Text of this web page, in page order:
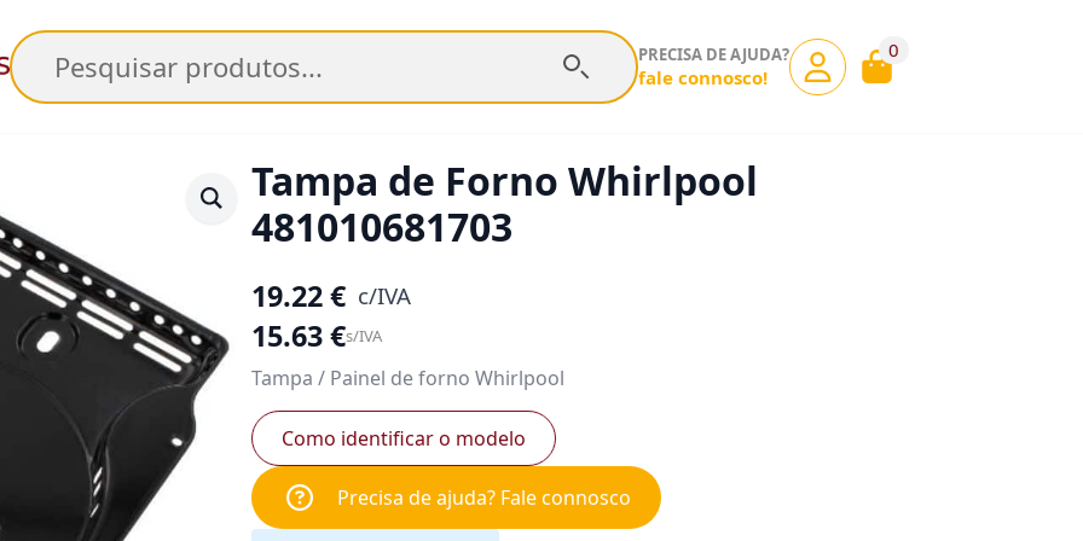
Pesquisar PRECISA DE AJUDA?
fale connosco!
0
Tampa de Forno Whirlpool
481010681703
19.22€ c/IVA
15.63€s/IVA
Tampa / Painel de forno Whirlpool
Como identificar o modelo
Precisa de ajuda? Fale connosco